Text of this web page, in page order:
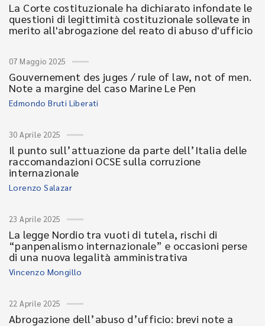
La Corte costituzionale ha dichiarato infondate le
questioni di legittimità costituzionale sollevate in
merito all'abrogazione del reato di abuso d'ufficio
07 Maggio 2025
Gouvernement des juges / rule of law, not of men.
Note a margine del caso Marine Le Pen
Edmondo Bruti Liberati
30 Aprile 2025
Il punto sull’attuazione da parte dell’Italia delle
raccomandazioni OCSE sulla corruzione
internazionale
Lorenzo Salazar
23 Aprile 2025
La legge Nordio tra vuoti di tutela, rischi di
“panpenalismo internazionale” e occasioni perse
di una nuova legalità amministrativa
Vincenzo Mongillo
22 Aprile 2025
Abrogazione dell’abuso d’ufficio: brevi note a